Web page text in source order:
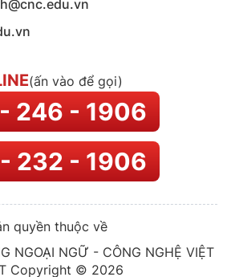
(ấn vào để gọi)
246 - 1906
232 - 1906
quyền thuộc về
NGOẠI NGỮ - CÔNG NGHỆ VIỆT
Copyright © 2026